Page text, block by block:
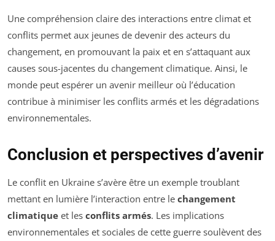
Une compréhension claire des interactions entre climat et
conflits permet aux jeunes de devenir des acteurs du
changement, en promouvant la paix et en s’attaquant aux
causes sous-jacentes du changement climatique. Ainsi, le
monde peut espérer un avenir meilleur où l’éducation
contribue à minimiser les conflits armés et les dégradations
environnementales.
Conclusion et perspectives d’avenir
Le conflit en Ukraine s’avère être un exemple troublant
mettant en lumière l’interaction entre le changement
climatique et les conflits armés. Les implications
environnementales et sociales de cette guerre soulèvent des